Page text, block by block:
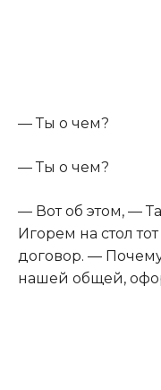
— Ты о чем?
— Ты о чем?
— Вот об этом, —
Игорем на стол
договор. —
нашей общей,